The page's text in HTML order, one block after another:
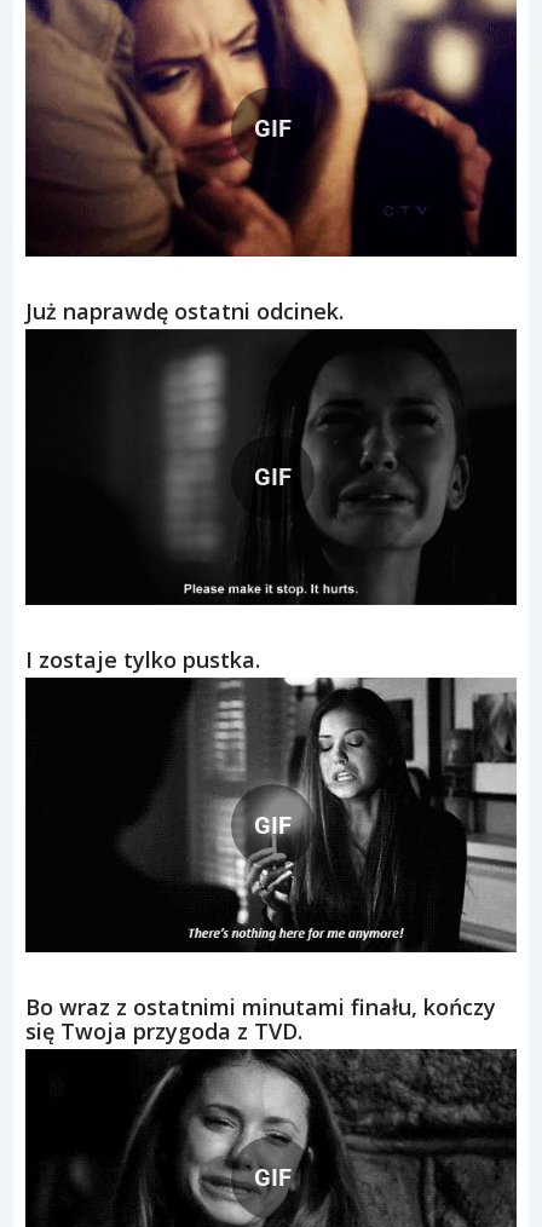
GIF
Już naprawdę ostatni odcinek.
GIF
I zostaje tylko pustka.
GIF
Bo wraz z ostatnimi minutami finału, kończy
się Twoja przygoda z TVD.
GIF